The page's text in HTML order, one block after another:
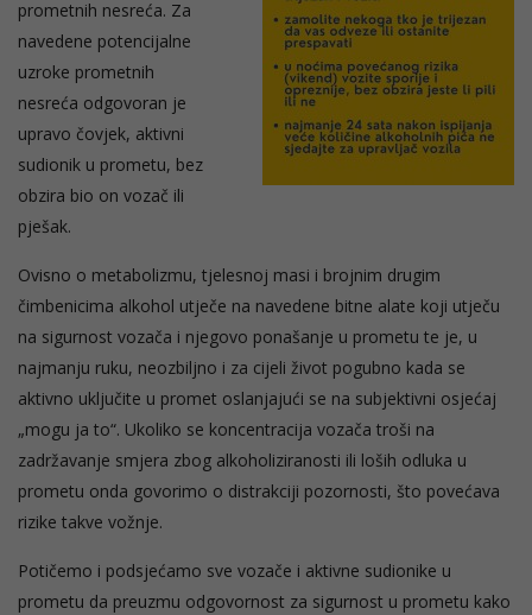
prometnih nesreća. Za
navedene potencijalne
uzroke prometnih
nesreća odgovoran je
upravo čovjek, aktivni
sudionik u prometu, bez
obzira bio on vozač ili
pješak.
Ovisno o metabolizmu, tjelesnoj masi i brojnim drugim
čimbenicima alkohol utječe na navedene bitne alate koji utječu
na sigurnost vozača i njegovo ponašanje u prometu te je, u
najmanju ruku, neozbiljno i za cijeli život pogubno kada se
aktivno uključite u promet oslanjajući se na subjektivni osjećaj
„mogu ja to“. Ukoliko se koncentracija vozača troši na
zadržavanje smjera zbog alkoholiziranosti ili loših odluka u
prometu onda govorimo o distrakciji pozornosti, što povećava
rizike takve vožnje.
Potičemo i podsjećamo sve vozače i aktivne sudionike u
prometu da preuzmu odgovornost za sigurnost u prometu kako